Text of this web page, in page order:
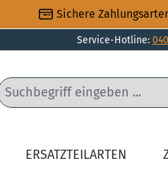
Sichere
Service-Hotline:
ERSATZTEILARTEN